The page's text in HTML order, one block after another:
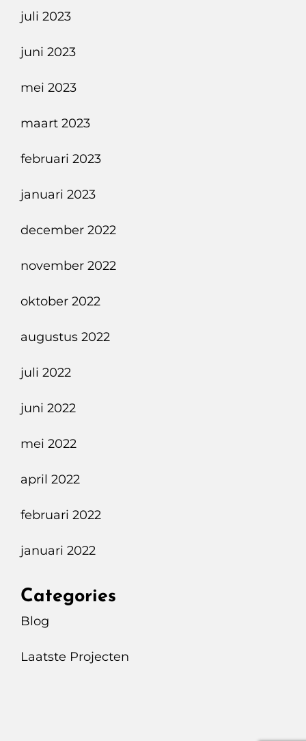
juli 2023
juni 2023
mei 2023
maart 2023
februari 2023
januari 2023
december 2022
november 2022
oktober 2022
augustus 2022
juli 2022
juni 2022
mei 2022
april 2022
februari 2022
januari 2022
Categories
Blog
Laatste Projecten